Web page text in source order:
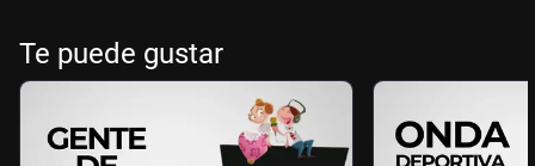
Te puede gustar